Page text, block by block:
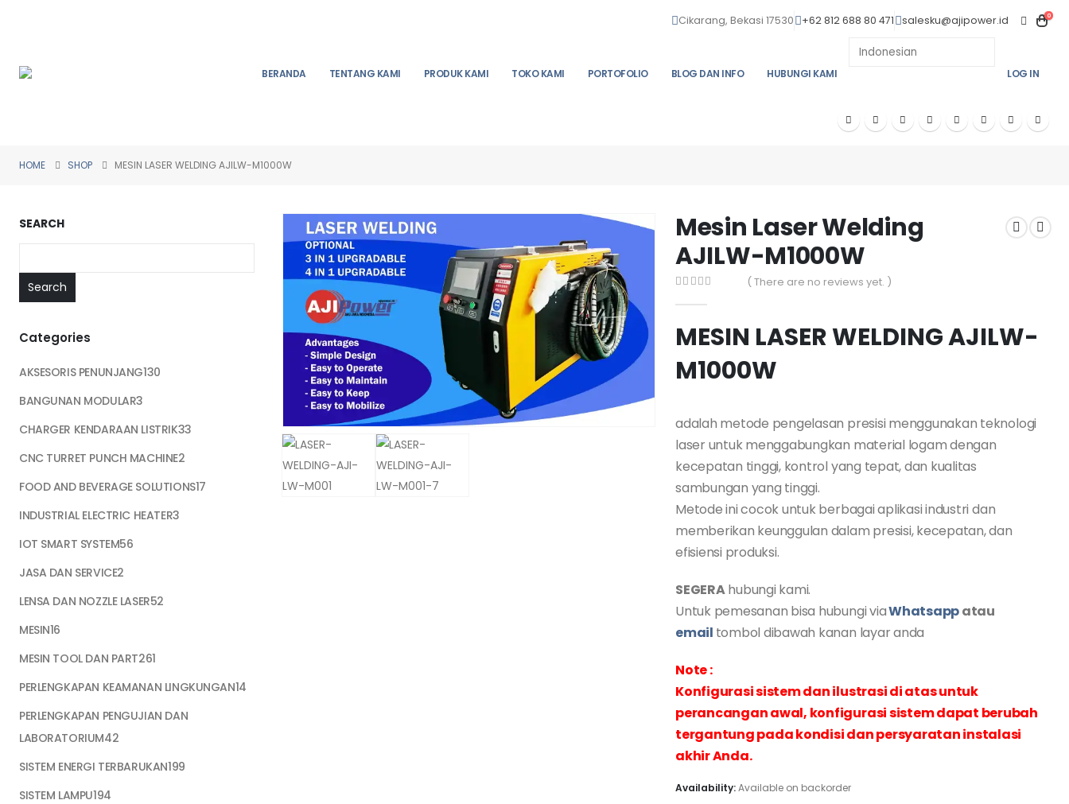
Cikarang, Bekasi 17530 +62 812 688 80 471 salesku@ajipower.id 0
BERANDA TENTANG KAMI PRODUK KAMI TOKO KAMI PORTOFOLIO BLOG DAN INFO HUBUNGI KAMI LOG IN
HOME SHOP MESIN LASER WELDING AJILW-M1000W
Mesin Laser Welding
AJILW-M1000W
( There are no reviews yet. )
MESIN LASER WELDING AJILW-
M1000W
adalah metode pengelasan presisi menggunakan teknologi
laser untuk menggabungkan material logam dengan
kecepatan tinggi, kontrol yang tepat, dan kualitas
sambungan yang tinggi.
Metode ini cocok untuk berbagai aplikasi industri dan
memberikan keunggulan dalam presisi, kecepatan, dan
efisiensi produksi.
SEGERAhubungi kami.
Untuk pemesanan bisa hubungi viaWhatsappatau
email tombol dibawah kanan layar anda
Note :
Konfigurasi sistem dan ilustrasi di atas untuk
perancangan awal, konfigurasi sistem dapat berubah
tergantung pada kondisi dan persyaratan instalasi
akhir Anda.
Availability:Available on backorder
SEARCH
Search
Categories
AKSESORIS PENUNJANG130
BANGUNAN MODULAR3
products
CHARGER KENDARAAN LISTRIK33
CNC TURRET PUNCH MACHINE2
products
FOOD AND BEVERAGE SOLUTIONS17
INDUSTRIAL ELECTRIC HEATER3
IOT SMART SYSTEM56
JASA DAN SERVICE2
products
LENSA DAN NOZZLE LASER52
MESIN16
MESIN TOOL DAN PART261
PERLENGKAPAN KEAMANAN LINGKUNGAN14
PERLENGKAPAN PENGUJIAN DAN
LABORATORIUM42
products
SISTEM ENERGI TERBARUKAN199
SISTEM LAMPU194